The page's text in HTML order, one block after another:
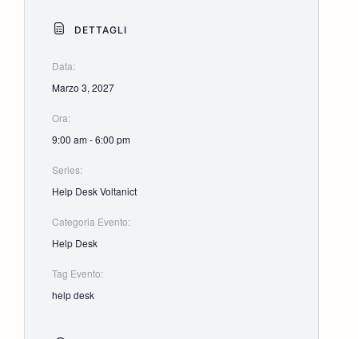
DETTAGLI
Data:
Marzo 3, 2027
Ora:
9:00 am - 6:00 pm
Series:
Help Desk Voltanict
Categoria Evento:
Help Desk
Tag Evento:
help desk